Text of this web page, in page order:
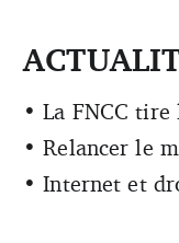
• La FNCC tire
• Relancer le
• Internet et